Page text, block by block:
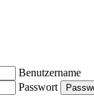
Benutzername
Passwort